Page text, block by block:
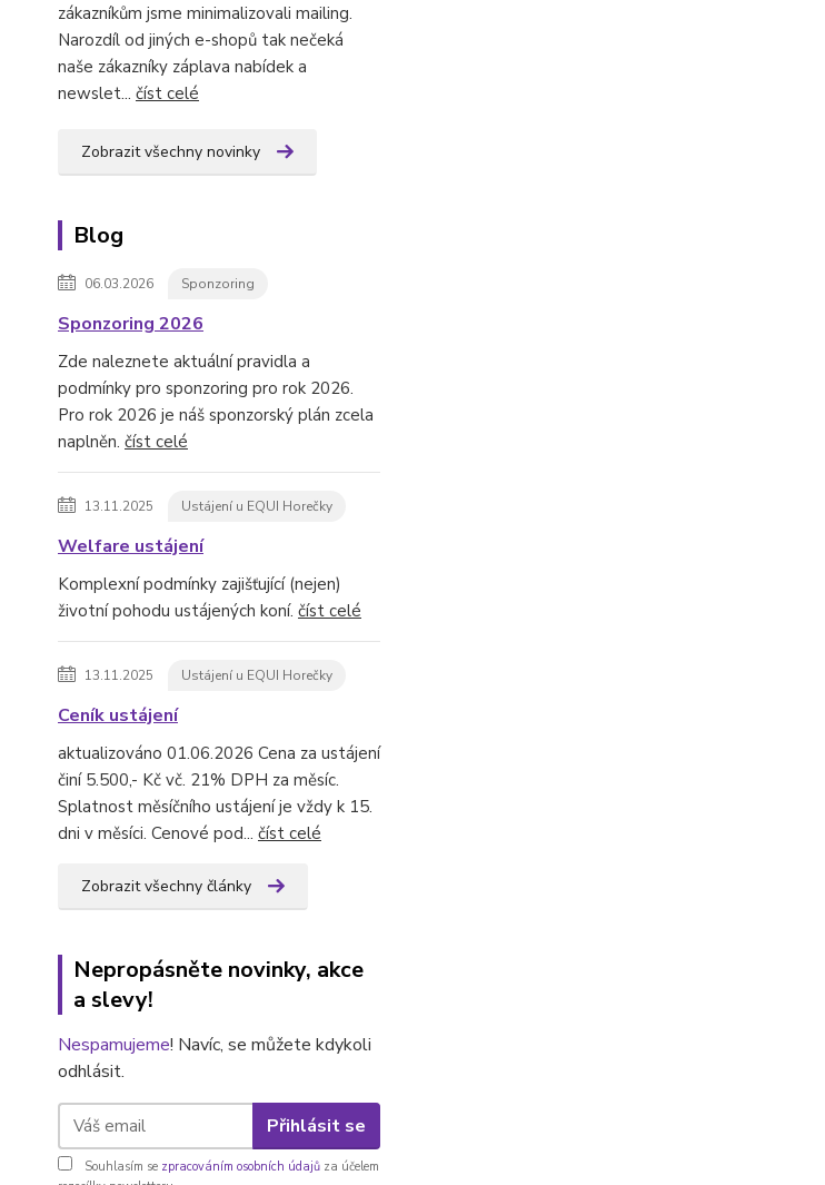
zákazníkům jsme minimalizovali mailing.
Narozdíl od jiných e-shopů tak nečeká
naše zákazníky záplava nabídek a
newslet... číst celé
Zobrazit všechny novinky
Blog
06.03.2026 Sponzoring
Sponzoring 2026
Zde naleznete aktuální pravidla a
podmínky pro sponzoring pro rok 2026.
Pro rok 2026 je náš sponzorský plán zcela
naplněn. číst celé
13.11.2025 Ustájení u EQUI Horečky
Welfare ustájení
Komplexní podmínky zajišťující (nejen)
životní pohodu ustájených koní. číst celé
13.11.2025 Ustájení u EQUI Horečky
Ceník ustájení
aktualizováno 01.06.2026 Cena za ustájení
činí 5.500,- Kč vč. 21% DPH za měsíc.
Splatnost měsíčního ustájení je vždy k 15.
dni v měsíci. Cenové pod... číst celé
Zobrazit všechny články
Nepropásněte novinky, akce
a slevy!
Nespamujeme! Navíc, se můžete kdykoli
odhlásit.
Přihlásit se
Souhlasím se zpracováním osobních údajů za účelem